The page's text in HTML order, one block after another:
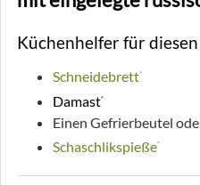
Küchenhelfer für
Schneidebrett*
Damast*
Einen Gefrierbeutel
Schaschlikspieße*